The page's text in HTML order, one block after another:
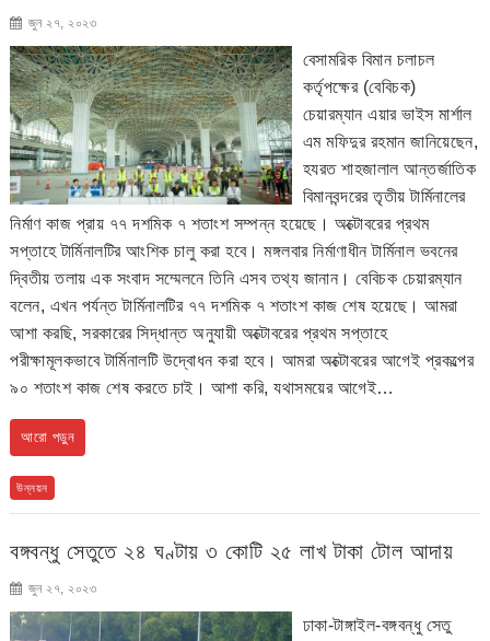
জুন ২৭, ২০২৩
বেসামরিক বিমান চলাচল
কর্তৃপক্ষের (বেবিচক)
চেয়ারম্যান এয়ার ভাইস মার্শাল
এম মফিদুর রহমান জানিয়েছেন,
হযরত শাহজালাল আন্তর্জাতিক
বিমানবন্দরের তৃতীয় টার্মিনালের
নির্মাণ কাজ প্রায় ৭৭ দশমিক ৭ শতাংশ সম্পন্ন হয়েছে। অক্টোবরের প্রথম
সপ্তাহে টার্মিনালটির আংশিক চালু করা হবে। মঙ্গলবার নির্মাণাধীন টার্মিনাল ভবনের
দ্বিতীয় তলায় এক সংবাদ সম্মেলনে তিনি এসব তথ্য জানান। বেবিচক চেয়ারম্যান
বলেন, এখন পর্যন্ত টার্মিনালটির ৭৭ দশমিক ৭ শতাংশ কাজ শেষ হয়েছে। আমরা
আশা করছি, সরকারের সিদ্ধান্ত অনুযায়ী অক্টোবরের প্রথম সপ্তাহে
পরীক্ষামূলকভাবে টার্মিনালটি উদ্বোধন করা হবে। আমরা অক্টোবরের আগেই প্রকল্পের
৯০ শতাংশ কাজ শেষ করতে চাই। আশা করি, যথাসময়ের আগেই…
আরো পড়ুন
উন্নয়ন
বঙ্গবন্ধু সেতুতে ২৪ ঘণ্টায় ৩ কোটি ২৫ লাখ টাকা টোল আদায়
জুন ২৭, ২০২৩
ঢাকা-টাঙ্গাইল-বঙ্গবন্ধু সেতু